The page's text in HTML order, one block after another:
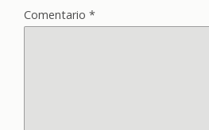
Comentario *